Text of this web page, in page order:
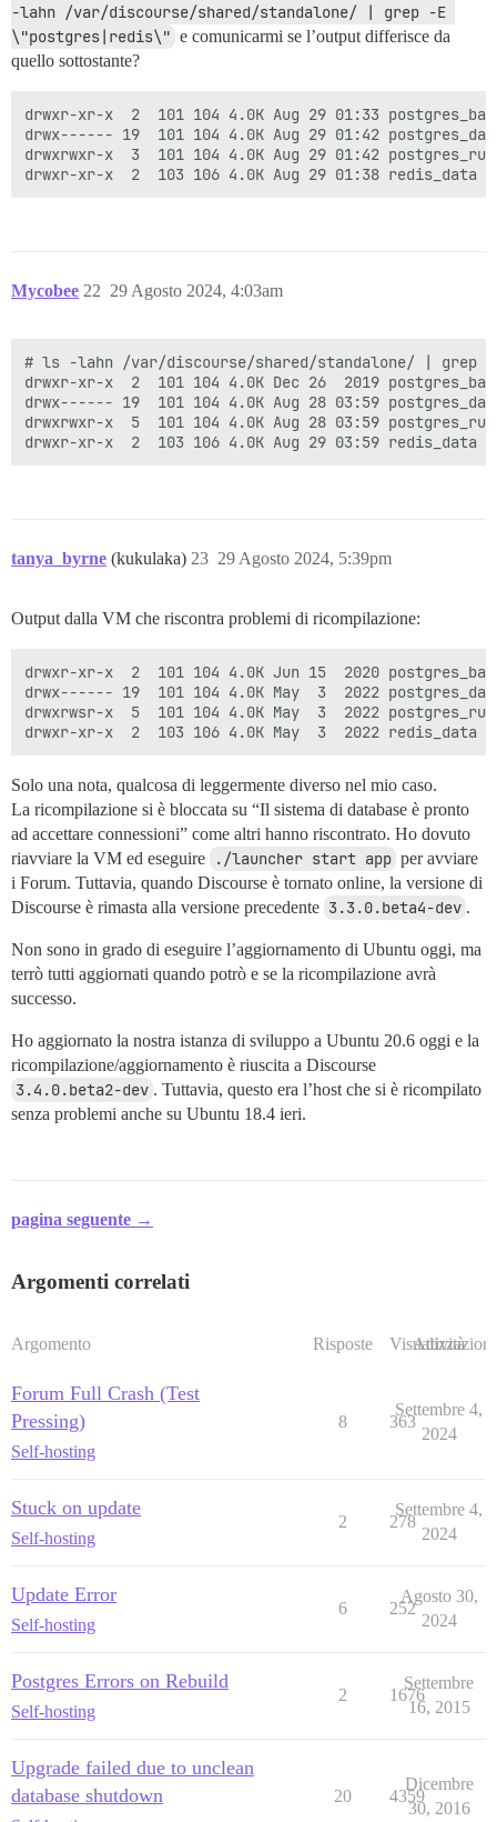
-lahn /var/discourse/shared/standalone/ | grep -E
\"postgres|redis\" e comunicarmi se l’output differisce da
quello sottostante?
drwxr-xr-x  2  101 104 4.0K Aug 29 01:33
drwx------ 19  101 104 4.0K Aug 29 01:42
drwxrwxr-x  3  101 104 4.0K Aug 29 01:42 postgres_run
Mycobee 29 Agosto 2024, 4:03am
22
# ls -lahn /var/discourse/shared/standalone/ |
drwxr-xr-x  2  101 104 4.0K Dec 26  2019
drwx------ 19  101 104 4.0K Aug 28 03:59
drwxrwxr-x  5  101 104 4.0K Aug 28 03:59 postgres_run
tanya_byrne (kukulaka) 29 Agosto 2024, 5:39pm
23
Output dalla VM che riscontra problemi di ricompilazione:
drwxr-xr-x  2  101 104 4.0K Jun 15  2020
drwx------ 19  101 104 4.0K May  3  2022
drwxrwsr-x  5  101 104 4.0K May  3  2022 postgres_run
Solo una nota, qualcosa di leggermente diverso nel mio caso.
La ricompilazione si è bloccata su “Il sistema di database è pronto
ad accettare connessioni” come altri hanno riscontrato. Ho dovuto
riavviare la VM ed eseguire
./launcher start app per avviare
i Forum. Tuttavia, quando Discourse è tornato online, la versione di
Discourse è rimasta alla versione precedente 3.3.0.beta4-dev .
Non sono in grado di eseguire l’aggiornamento di Ubuntu oggi, ma
terrò tutti aggiornati quando potrò e se la ricompilazione avrà
successo.
Ho aggiornato la nostra istanza di sviluppo a Ubuntu 20.6 oggi e la
ricompilazione/aggiornamento è riuscita a Discourse
3.4.0.beta2-dev . Tuttavia, questo era l’host che si è ricompilato
senza problemi anche su Ubuntu 18.4 ieri.
pagina seguente →
Argomenti correlati
Argomento Risposte Visualizzazioni
Attività
Forum Full Crash (Test
Pressing)
Self-hosting
8 363
Settembre 4,
2024
Stuck on update
Self-hosting
2 278
Settembre 4,
2024
Update Error
Self-hosting
6 252
Agosto 30,
2024
Postgres Errors on Rebuild
Self-hosting
2 1676
Settembre
16, 2015
Upgrade failed due to unclean
database shutdown
20 4359
Dicembre
30, 2016